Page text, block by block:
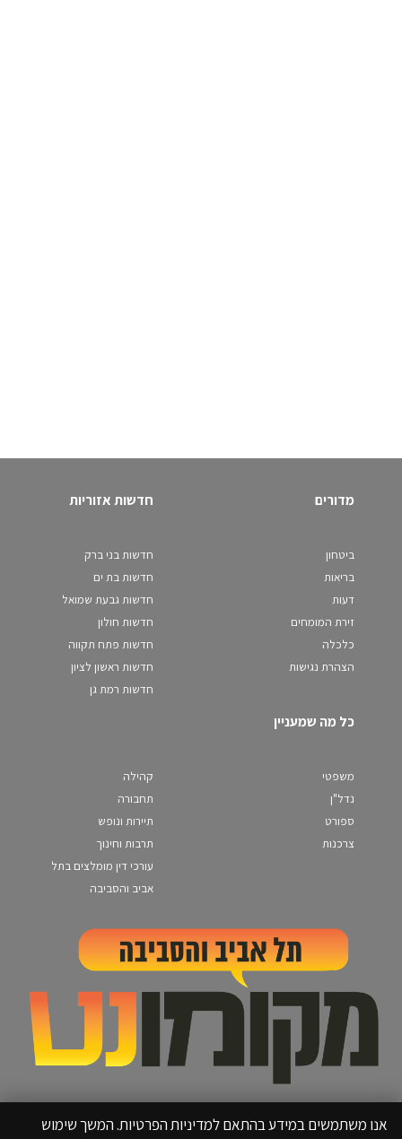
מדורים
ביטחון
בריאות
דעות
זירת המומחים
כלכלה
הצהרת נגישות
חדשות אזוריות
חדשות בני ברק
חדשות בת ים
חדשות גבעת שמואל
חדשות חולון
חדשות פתח תקווה
חדשות ראשון לציון
חדשות רמת גן
כל מה שמעניין
משפטי
נדל"ן
ספורט
צרכנות
קהילה
תחבורה
תיירות ונופש
תרבות וחינוך
עורכי דין מומלצים בתל
אביב והסביבה
אנו משתמשים במידע בהתאם למדיניות הפרטיות. המשך שימוש